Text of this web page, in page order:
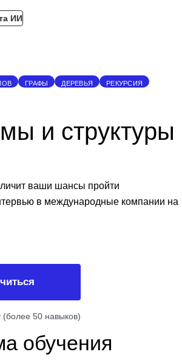
ИИ
ГРАФЫ ДЕРЕВЬЯ
РЕКУРСИЯ
и структуры
ваши шансы пройти
в международные компании на
(более 50 навыков)
обучения